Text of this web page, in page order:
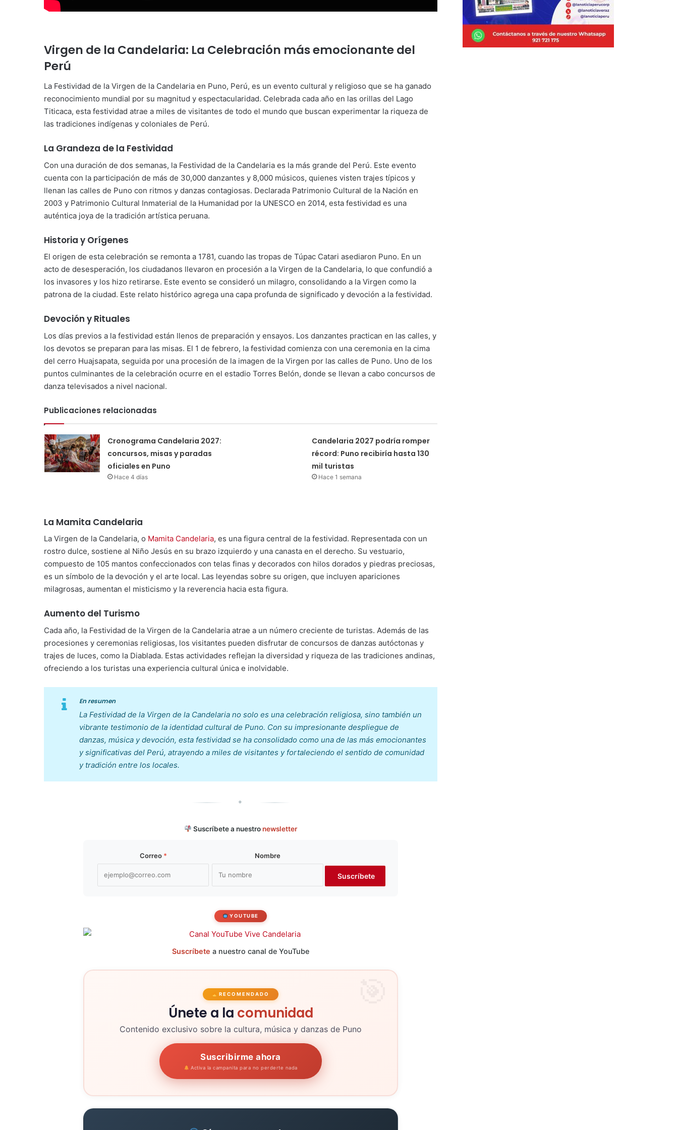
Virgen de la Candelaria: La Celebración más emocionante del
Perú
La Festividad de la Virgen de la Candelaria en Puno, Perú, es un evento cultural y religioso que se ha ganado
reconocimiento mundial por su magnitud y espectacularidad. Celebrada cada año en las orillas del Lago
Titicaca, esta festividad atrae a miles de visitantes de todo el mundo que buscan experimentar la riqueza de
las tradiciones indígenas y coloniales de Perú.
La Grandeza de la Festividad
Con una duración de dos semanas, la Festividad de la Candelaria es la más grande del Perú. Este evento
cuenta con la participación de más de 30,000 danzantes y 8,000 músicos, quienes visten trajes típicos y
llenan las calles de Puno con ritmos y danzas contagiosas. Declarada Patrimonio Cultural de la Nación en
2003 y Patrimonio Cultural Inmaterial de la Humanidad por la UNESCO en 2014, esta festividad es una
auténtica joya de la tradición artística peruana.
Historia y Orígenes
El origen de esta celebración se remonta a 1781, cuando las tropas de Túpac Catari asediaron Puno. En un
acto de desesperación, los ciudadanos llevaron en procesión a la Virgen de la Candelaria, lo que confundió a
los invasores y los hizo retirarse. Este evento se consideró un milagro, consolidando a la Virgen como la
patrona de la ciudad. Este relato histórico agrega una capa profunda de significado y devoción a la festividad.
Devoción y Rituales
Los días previos a la festividad están llenos de preparación y ensayos. Los danzantes practican en las calles, y
los devotos se preparan para las misas. El 1 de febrero, la festividad comienza con una ceremonia en la cima
del cerro Huajsapata, seguida por una procesión de la imagen de la Virgen por las calles de Puno. Uno de los
puntos culminantes de la celebración ocurre en el estadio Torres Belón, donde se llevan a cabo concursos de
danza televisados a nivel nacional.
Publicaciones relacionadas
Cronograma Candelaria 2027:
concursos, misas y paradas
oficiales en Puno
Hace 4 días
Candelaria 2027 podría romper
récord: Puno recibiría hasta 130
mil turistas
Hace 1 semana
La Mamita Candelaria
La Virgen de la Candelaria, o Mamita Candelaria, es una figura central de la festividad. Representada con un
rostro dulce, sostiene al Niño Jesús en su brazo izquierdo y una canasta en el derecho. Su vestuario,
compuesto de 105 mantos confeccionados con telas finas y decorados con hilos dorados y piedras preciosas,
es un símbolo de la devoción y el arte local. Las leyendas sobre su origen, que incluyen apariciones
milagrosas, aumentan el misticismo y la reverencia hacia esta figura.
Aumento del Turismo
Cada año, la Festividad de la Virgen de la Candelaria atrae a un número creciente de turistas. Además de las
procesiones y ceremonias religiosas, los visitantes pueden disfrutar de concursos de danzas autóctonas y
trajes de luces, como la Diablada. Estas actividades reflejan la diversidad y riqueza de las tradiciones andinas,
ofreciendo a los turistas una experiencia cultural única e inolvidable.
En resumen
La Festividad de la Virgen de la Candelaria no solo es una celebración religiosa, sino también un
vibrante testimonio de la identidad cultural de Puno. Con su impresionante despliegue de
danzas, música y devoción, esta festividad se ha consolidado como una de las más emocionantes
y significativas del Perú, atrayendo a miles de visitantes y fortaleciendo el sentido de comunidad
y tradición entre los locales.
✦
Suscríbete a nuestro newsletter
Correo * Nombre
YOUTUBE
Suscríbete a nuestro canal de YouTube
RECOMENDADO
Únete a la comunidad
Contenido exclusivo sobre la cultura, música y danzas de Puno
Suscribirme ahora
Activa la campanita para no perderte nada